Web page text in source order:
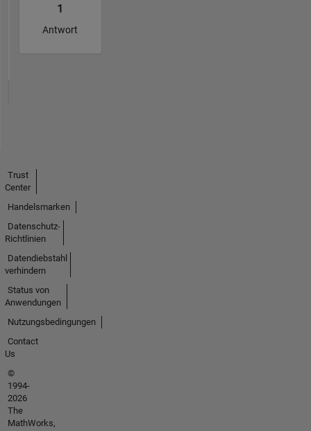
1
Antwort
Trust
Center
Handelsmarken
Datenschutz-
Richtlinien
Datendiebstahl
verhindern
Status von
Anwendungen
Nutzungsbedingungen
Contact
Us
©
1994-
2026
The
MathWorks,